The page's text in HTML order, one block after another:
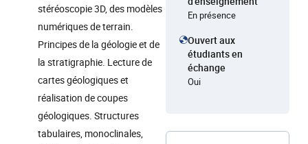
stéréoscopie 3D, des modèles
numériques de terrain.
Principes de la géologie et de
la stratigraphie. Lecture de
cartes géologiques et
réalisation de coupes
géologiques. Structures
tabulaires, monoclinales,
En présence
Ouvert aux
étudiants en
échange
Oui